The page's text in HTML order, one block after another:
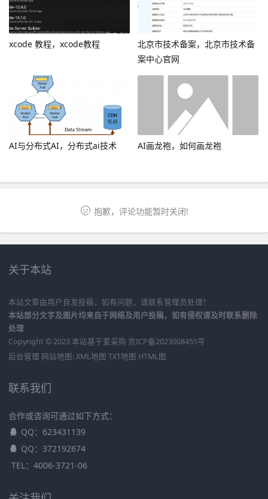
xcode 教程，xcode教程
北京市技术备案，北京市技术备
案中心官网
AI与分布式AI，分布式ai技术 AI画龙袍，如何画龙袍
抱歉，评论功能暂时关闭!
关于本站
本站文章由用户自发投稿，如有问题，请联系管理员处理！
本站部分文字及图片均来自于网络及用户投稿，如有侵权请及时联系删除
处理
Copyright © 2023 本站基于爱采购 京ICP备2023008455号
后台管理 网站地图: XML地图 TXT地图 HTML图
联系我们
合作或咨询可通过如下方式：
QQ：623431139
QQ：372192674
TEL：4006-3721-06